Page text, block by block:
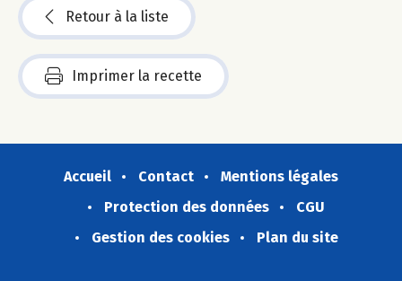
Retour à la liste
Imprimer la recette
Accueil Contact
Mentions légales
Protection des données
CGU
Gestion des cookies
Plan du site